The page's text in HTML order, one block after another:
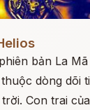
bản La
dòng dõi
Con trai